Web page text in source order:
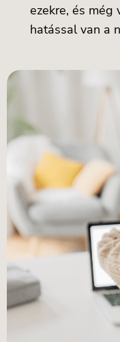
ezekre, és még
hatással van a